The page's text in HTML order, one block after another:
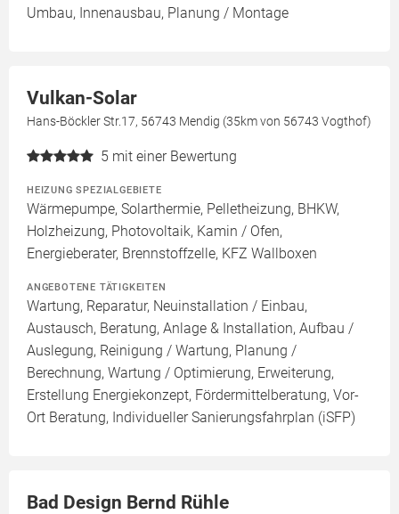
Umbau, Innenausbau, Planung / Montage
Vulkan-Solar
Hans-Böckler Str.17, 56743 Mendig (35km von 56743 Vogthof)
5 mit einer Bewertung
HEIZUNG SPEZIALGEBIETE
Wärmepumpe, Solarthermie, Pelletheizung, BHKW,
Holzheizung, Photovoltaik, Kamin / Ofen,
Energieberater, Brennstoffzelle, KFZ Wallboxen
ANGEBOTENE TÄTIGKEITEN
Wartung, Reparatur, Neuinstallation / Einbau,
Austausch, Beratung, Anlage & Installation, Aufbau /
Auslegung, Reinigung / Wartung, Planung /
Berechnung, Wartung / Optimierung, Erweiterung,
Erstellung Energiekonzept, Fördermittelberatung, Vor-
Ort Beratung, Individueller Sanierungsfahrplan (iSFP)
Bad Design Bernd Rühle